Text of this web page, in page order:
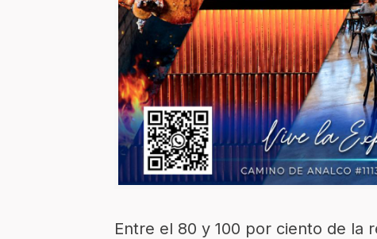
Entre el 80 y 100 por ciento de la